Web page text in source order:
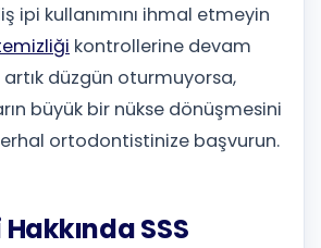
ipi kullanımını ihmal etmeyin
kontrollerine devam
artık düzgün oturmuyorsa,
büyük bir nükse dönüşmesini
ortodontistinize başvurun.
SSS